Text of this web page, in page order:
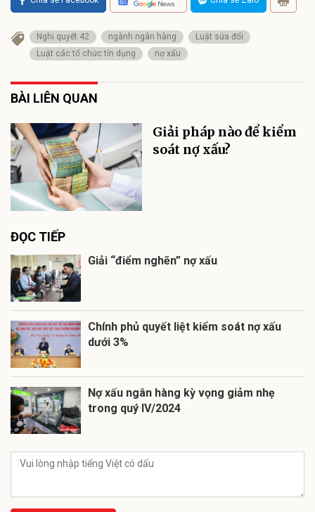
Nghị quyết 42 ngành ngân hàng
Luật sửa đổi
Luật các tổ chức tín dụng
nợ xấu
BÀI LIÊN QUAN
Giải pháp nào để kiểm
soát nợ xấu?
ĐỌC TIẾP
Giải “điểm nghẽn” nợ xấu
Chính phủ quyết liệt kiểm soát nợ xấu
dưới 3%
Nợ xấu ngân hàng kỳ vọng giảm nhẹ
trong quý IV/2024